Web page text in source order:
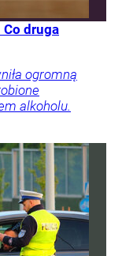
Co druga
ogromną
alkoholu.